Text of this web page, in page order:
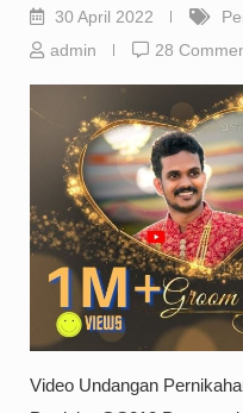
30 April 2022
admin
28
Video Undangan